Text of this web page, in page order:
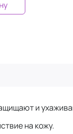
и
на кожу.